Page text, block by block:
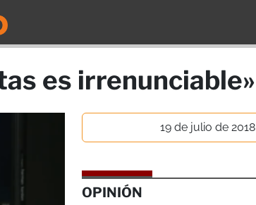
es irrenunciable»
19 de julio de 2018
OPINIÓN